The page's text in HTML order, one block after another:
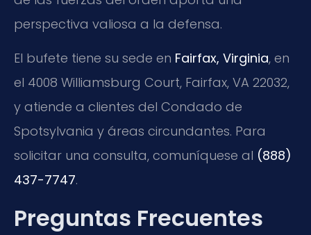
perspectiva valiosa a la defensa.
El bufete tiene su sede en Fairfax, Virginia, en
el 4008 Williamsburg Court, Fairfax, VA 22032,
y atiende a clientes del Condado de
Spotsylvania y áreas circundantes. Para
solicitar una consulta, comuníquese al (888)
437-7747.
Preguntas Frecuentes